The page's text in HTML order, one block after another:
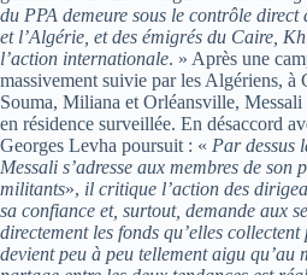
du PPA demeure sous le contrôle
et l’Algérie, et des émigrés du Caire,
l’action internationale. » Après une
massivement suivie par les Algériens,
Souma, Miliana et Orléansville,
en résidence surveillée. En désaccord
Georges Levha poursuit : « Par dessus
Messali s’adresse aux membres de son
militants», il critique l’action des
sa confiance et, surtout, demande aux
directement les fonds qu’elles
devient peu à peu tellement aigu qu’au